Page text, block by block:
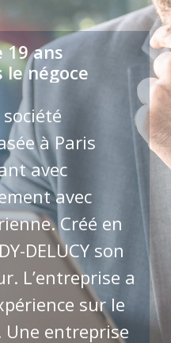
19 ans
le négoce
société
à Paris
avec
avec
Créé en
DELUCY son
L’entreprise a
sur le
entreprise